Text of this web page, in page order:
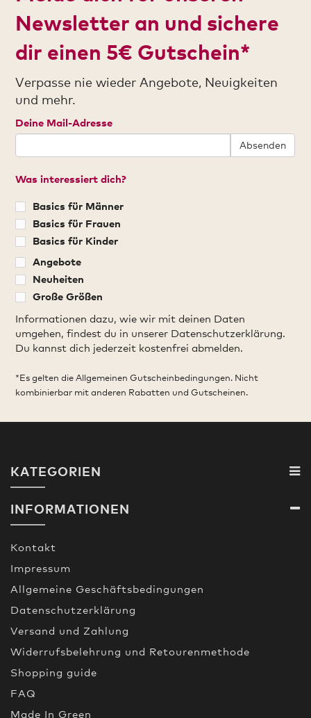
Newsletter an und sichere
dir einen 5€ Gutschein*
Verpasse nie wieder Angebote, Neuigkeiten
und mehr.
Deine Mail-Adresse
Absenden
Was interessiert dich?
Basics für Männer
Basics für Frauen
Basics für Kinder
Angebote
Neuheiten
Große Größen
Informationen dazu, wie wir mit deinen Daten
umgehen, findest du in unserer Datenschutzerklärung.
Du kannst dich jederzeit kostenfrei abmelden.
*Es gelten die Allgemeinen Gutscheinbedingungen. Nicht
kombinierbar mit anderen Rabatten und Gutscheinen.
KATEGORIEN
INFORMATIONEN
Kontakt
Impressum
Allgemeine Geschäftsbedingungen
Datenschutzerklärung
Versand und Zahlung
Widerrufsbelehrung und Retourenmethode
Shopping guide
FAQ
Made In Green